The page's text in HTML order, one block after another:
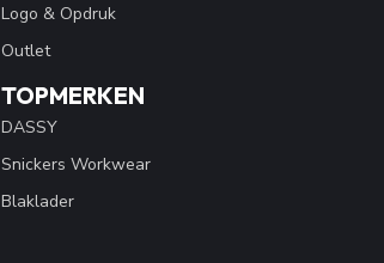
Logo & Opdruk
Outlet
TOPMERKEN
DASSY
Snickers Workwear
Blaklader